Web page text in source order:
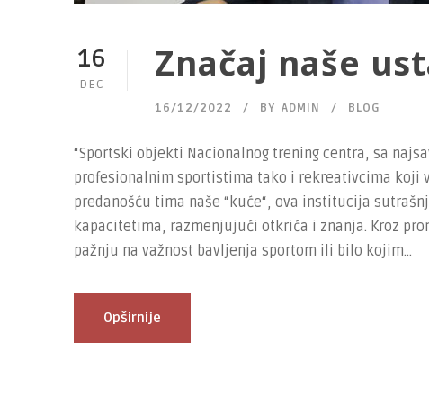
16
DEC Značaj naše
16/12/2022 BY ADMIN BLOG
“Sportski objekti Nacionalnog trening centra, sa
profesionalnim sportistima tako i rekreativcima koji
predanošću tima naše “kuće“, ova institucija
kapacitetima, razmenjujući otkrića i znanja. Kroz
pažnju na važnost bavljenja sportom ili bilo kojim...
Opširnije